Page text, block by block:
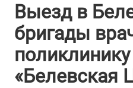
Выезд в
бригады
«Белевская